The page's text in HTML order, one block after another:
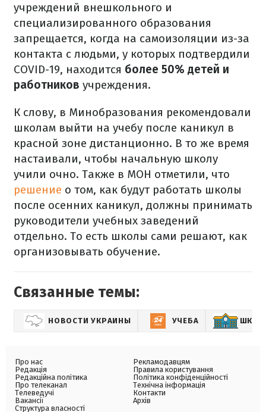
учреждений внешкольного и
специализированного образования
запрещается, когда на самоизоляции из-за
контакта с людьми, у которых подтвердили
COVID-19, находится более 50% детей и
работников учреждения.
К слову, в Минобразования рекомендовали
школам выйти на учебу после каникул в
красной зоне дистанционно. В то же время
настаивали, чтобы начальную школу
учили очно. Также в МОН отметили, что
решение о том, как будут работать школы
после осенних каникул, должны принимать
руководители учебных заведений
отдельно. То есть школы сами решают, как
организовывать обучение.
Связанные темы:
НОВОСТИ УКРАИНЫ УЧЕБА
Про нас
Редакція
Редакційна політика
Про телеканал
Телеведучі
Вакансії
Структура власності
Рекламодавцям
Правила користування
Політика конфіденційності
Технічна інформація
Контакти
Архів